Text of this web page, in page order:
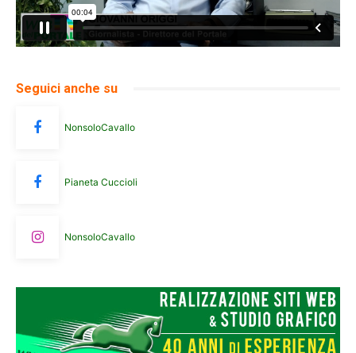
Seguici anche su
NonsoloCavallo
Pianeta Cuccioli
NonsoloCavallo